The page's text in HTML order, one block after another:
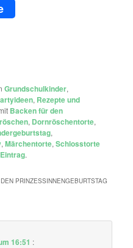
Grundschulkinder,
, Rezepte und
Backen für den
, Dornröschentorte,
,
,Märchentorte,Schlosstorte
.
PRINZESSINNENGEBURTSTAG
16:51 :